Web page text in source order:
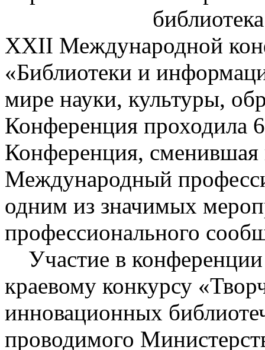
ХХII Международной
«Библиотеки и
мире науки, культуры,
Конференция проходила
Конференция, сменившая
Международный
одним из значимых
профессионального
Участие в
краевому конкурсу
инновационных
проводимого